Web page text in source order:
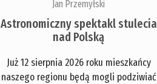
Jan Przemyłski
Astronomiczny spektakl stulecia
nad Polską
Już 12 sierpnia 2026 roku mieszkańcy
naszego regionu będą mogli podziwiać